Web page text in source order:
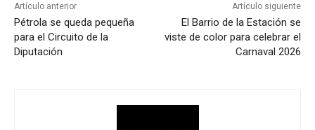
Artículo anterior
Pétrola se queda pequeña
para el Circuito de la
Diputación
Artículo siguiente
El Barrio de la Estación se
viste de color para celebrar el
Carnaval 2026